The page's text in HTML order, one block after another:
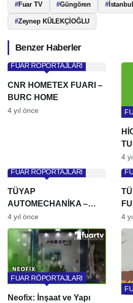
#Fuar TV #Güngören #İstanbul
#Zeynep KÜLEKÇİOĞLU
Benzer Haberler
CNR HOMETEX FUARI –
BURC HOME
FUAR RÖPORTAJLARI
4 yıl önce
4
TÜYAP
AUTOMECHANİKA –
EKMOB
FUAR RÖPORTAJLARI
4 yıl önce 4
Neofix: İnşaat ve Yapı
FUAR RÖPORTAJLARI